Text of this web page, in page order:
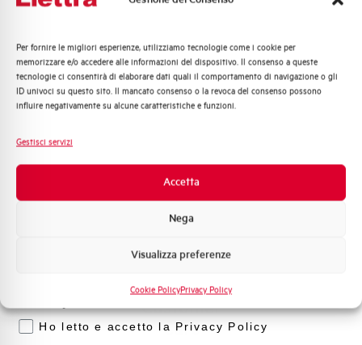
Per fornire le migliori esperienze, utilizziamo tecnologie come i cookie per
memorizzare e/o accedere alle informazioni del dispositivo. Il consenso a queste
tecnologie ci consentirà di elaborare dati quali il comportamento di navigazione o gli
ID univoci su questo sito. Il mancato consenso o la revoca del consenso possono
influire negativamente su alcune caratteristiche e funzioni.
Gestisci servizi
Accetta
Nega
Visualizza preferenze
Cookie PolicyPrivacy Policy
Omologazioni
Stato Acquistabile
Hai bisogno di supporto?
Customer
Care
Quali argomenti ti interessano di più?
Distribuzione di Energia
Automazione Industriale
Sistema Quadri
Promozioni e offerte
Formazione tecnica
Voglio ricevere aggiornamenti, novità di
Ho letto e accetto la Privacy Policy